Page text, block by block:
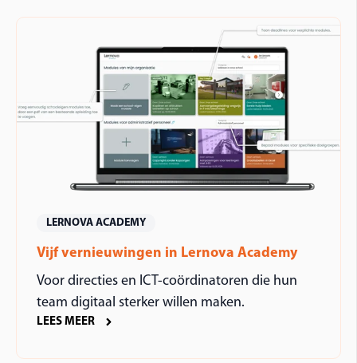
LERNOVA ACADEMY
Vijf vernieuwingen in Lernova Academy
Voor directies en ICT-coördinatoren die hun
team digitaal sterker willen maken.
LEES MEER